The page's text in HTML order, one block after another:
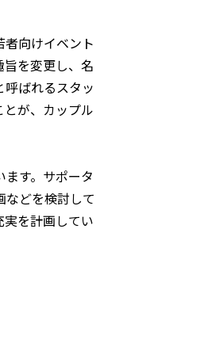
向けイベント
を変更し、名
ばれるスタッ
が、カップル
す。サポータ
どを検討して
を計画してい